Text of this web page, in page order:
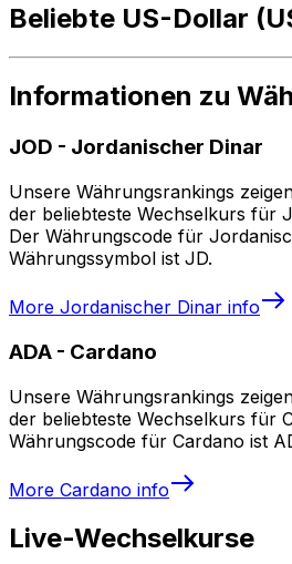
Beliebte US-Dollar
Informationen zu
JOD - Jordanischer Dinar
Unsere Währungsrankings
der beliebteste Wechselkurs für
Der Währungscode für
Währungssymbol ist JD.
More Jordanischer Dinar info
ADA - Cardano
Unsere Währungsrankings
der beliebteste Wechselkurs für
Währungscode für Cardano ist
More Cardano info
Live-Wechselkurse